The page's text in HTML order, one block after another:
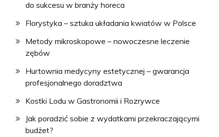
do sukcesu w branży horeca
Florystyka – sztuka układania kwiatów w Polsce
Metody mikroskopowe – nowoczesne leczenie
zębów
Hurtownia medycyny estetycznej – gwarancja
profesjonalnego doradztwa
Kostki Lodu w Gastronomii i Rozrywce
Jak poradzić sobie z wydatkami przekraczającymi
budżet?